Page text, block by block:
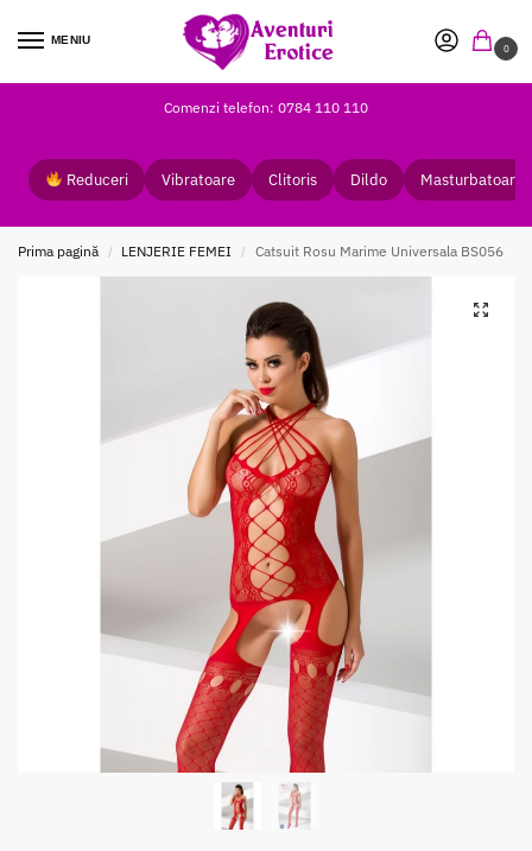
MENIU
0
Comenzi telefon: 0784 110 110
Reduceri Vibratoare Clitoris Dildo Masturbatoare
Prima pagină / LENJERIE FEMEI / Catsuit Rosu Marime Universala BS056